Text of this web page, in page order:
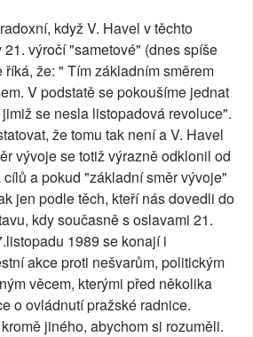
když V. Havel v těchto
výročí "sametové" (dnes spíše
že: " Tím základním směrem
V podstatě se pokoušíme jednat
se nesla listopadová revoluce".
že tomu tak není a V. Havel
vývoje se totiž výrazně odklonil od
a pokud "základní směr vývoje"
jen podle těch, kteří nás dovedli do
kdy současně s oslavami 21.
1989 se konají i
akce proti nešvarům, politickým
věcem, kterými před několika
o ovládnutí pražské radnice.
jiného, abychom si rozuměli.